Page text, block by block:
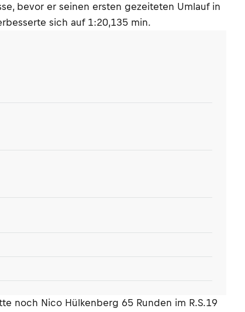
bevor er seinen ersten gezeiteten Umlauf in
sich auf 1:20,135 min.
noch Nico Hülkenberg 65 Runden im R.S.19